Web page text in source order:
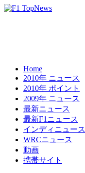
Home
2010年 ニュース
2010年 ポイント
2009年 ニュース
最新ニュース
最新F1ニュース
インディニュース
WRCニュース
動画
携帯サイト